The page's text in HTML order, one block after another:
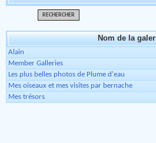
RECHERCHER
Nom de la
Alain
Member Galleries
Les plus belles photos de Plume d'eau
Mes oiseaux et mes visites par bernache
Mes trésors